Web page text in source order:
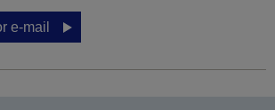
e-mail